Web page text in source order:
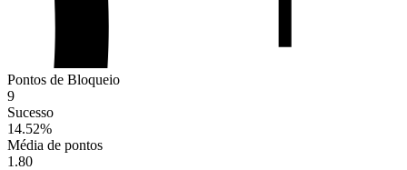
Pontos de Bloqueio
9
Sucesso
14.52%
Média de pontos
1.80